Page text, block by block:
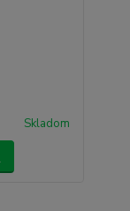
Skladom